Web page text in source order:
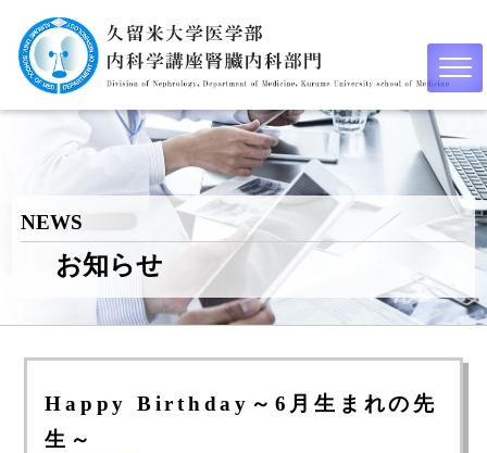
NEWS
お知らせ
Happy Birthday～6月生まれの先
生～